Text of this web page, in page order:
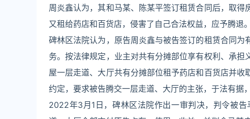
周炎鑫认为，其和马某、陈某平签订租赁合同后，取
又租给药店和百货店，侵害了自己合法权益，应予腾退。
碑林区法院认为，原告周炎鑫与被告签订的租赁合同
务。按法律规定，业主对共有分摊部位享有权利、承
屋一层走道、大厅共有分摊部位租予药店和百货店并
约定，要求被告腾交一层走道、大厅的主张，于法有据
2022年3月1日，碑林区法院作出一审判决，判令被